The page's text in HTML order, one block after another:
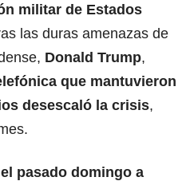
militar de Estados
las duras amenazas de
Donald Trump,
que mantuvieron
desescaló la crisis,
pasado domingo a